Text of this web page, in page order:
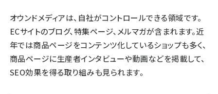
オウンドメディアは、自社がコントロールできる領域です。
ECサイトのブログ、特集ページ、メルマガが含まれます。近
年では商品ページをコンテンツ化しているショップも多く、
商品ページに生産者インタビューや動画などを掲載して、
SEO効果を得る取り組みも見られます。